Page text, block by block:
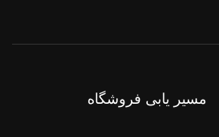
مسیر یابی فروشگاه